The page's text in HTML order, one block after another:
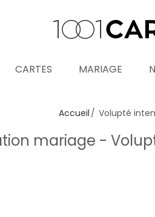
CARTES MARIAGE
Accueil Volupté
mariage -